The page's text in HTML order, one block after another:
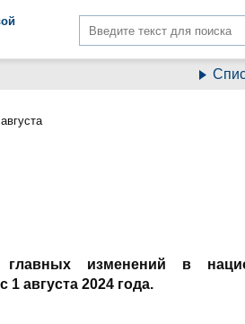
главных изменений в
1 августа 2024 года.